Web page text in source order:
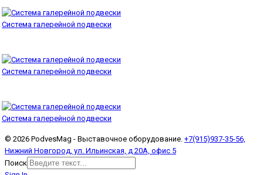
Система галерейной подвески
Система галерейной подвески
Система галерейной подвески
© 2026 PodvesMag - Выставочное оборудование. +7(915)937-35-56,
Нижний Новгород, ул. Ильинская, д 20А, офис 5
Поиск